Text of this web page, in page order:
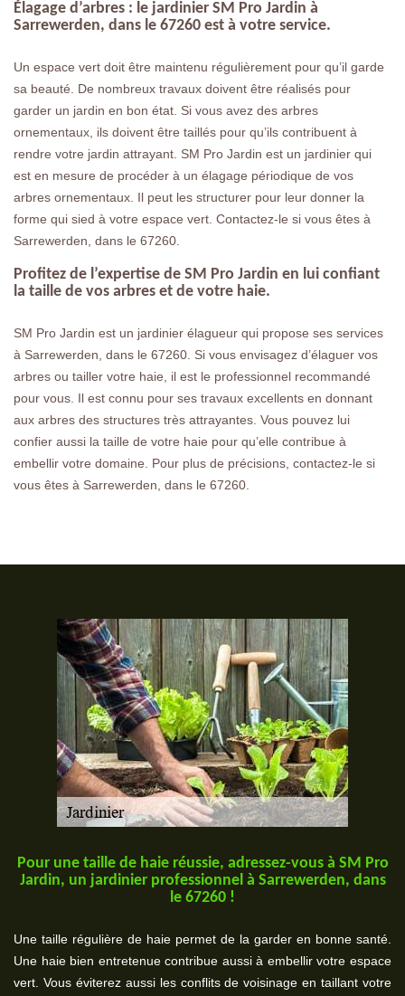
Élagage d’arbres : le jardinier SM Pro Jardin à
Sarrewerden, dans le 67260 est à votre service.
Un espace vert doit être maintenu régulièrement pour qu’il garde
sa beauté. De nombreux travaux doivent être réalisés pour
garder un jardin en bon état. Si vous avez des arbres
ornementaux, ils doivent être taillés pour qu’ils contribuent à
rendre votre jardin attrayant. SM Pro Jardin est un jardinier qui
est en mesure de procéder à un élagage périodique de vos
arbres ornementaux. Il peut les structurer pour leur donner la
forme qui sied à votre espace vert. Contactez-le si vous êtes à
Sarrewerden, dans le 67260.
Profitez de l’expertise de SM Pro Jardin en lui confiant
la taille de vos arbres et de votre haie.
SM Pro Jardin est un jardinier élagueur qui propose ses services
à Sarrewerden, dans le 67260. Si vous envisagez d’élaguer vos
arbres ou tailler votre haie, il est le professionnel recommandé
pour vous. Il est connu pour ses travaux excellents en donnant
aux arbres des structures très attrayantes. Vous pouvez lui
confier aussi la taille de votre haie pour qu’elle contribue à
embellir votre domaine. Pour plus de précisions, contactez-le si
vous êtes à Sarrewerden, dans le 67260.
Pour une taille de haie réussie, adressez-vous à SM Pro
Jardin, un jardinier professionnel à Sarrewerden, dans
le 67260 !
Une taille régulière de haie permet de la garder en bonne santé.
Une haie bien entretenue contribue aussi à embellir votre espace
vert. Vous éviterez aussi les conflits de voisinage en taillant votre